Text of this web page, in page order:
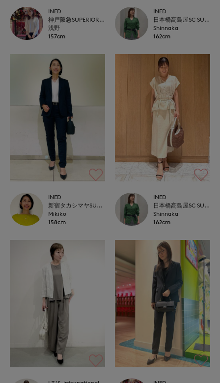
INED
神戸阪急SUPERIORCLOSET
浅野
157cm
INED
日本橋高島屋SC SUPERIOR CLOSET
Shinnaka
162cm
INED
新宿タカシマヤSUPERIOR CLOSET
Mikiko
158cm
INED
日本橋高島屋SC SUPERIOR CLOSET
Shinnaka
162cm